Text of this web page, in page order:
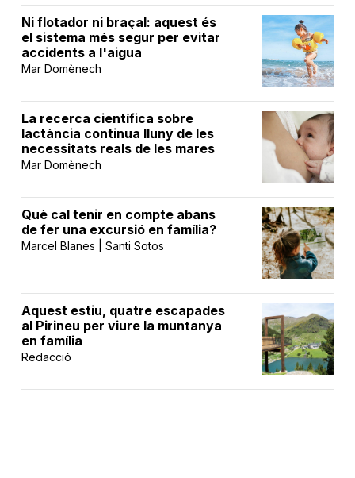
Ni flotador ni braçal: aquest és
el sistema més segur per evitar
accidents a l'aigua
Mar Domènech
La recerca científica sobre
lactància continua lluny de les
necessitats reals de les mares
Mar Domènech
Què cal tenir en compte abans
de fer una excursió en família?
Marcel Blanes | Santi Sotos
Aquest estiu, quatre escapades
al Pirineu per viure la muntanya
en família
Redacció